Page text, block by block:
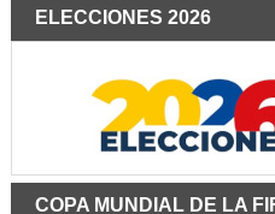
ELECCIONES 2026
COPA MUNDIAL DE LA